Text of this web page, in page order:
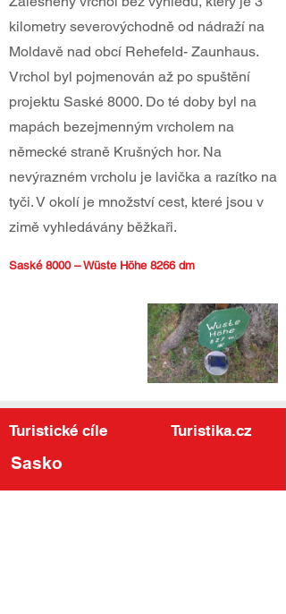
kilometry severovýchodně od nádraží na
Moldavě nad obcí Rehefeld- Zaunhaus.
Vrchol byl pojmenován až po spuštění
projektu Saské 8000. Do té doby byl na
mapách bezejmenným vrcholem na
německé straně Krušných hor. Na
nevýrazném vrcholu je lavička a razítko na
tyči. V okolí je množství cest, které jsou v
zimě vyhledávány běžkaři.
Saské 8000 – Wüste Höhe 8266 dm
Turistické cíle Turistika.cz
Sasko